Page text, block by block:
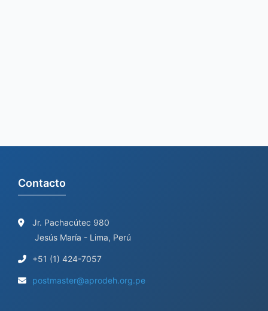
Contacto
Jr. Pachacútec 980
Jesús María - Lima, Perú
+51 (1) 424-7057
postmaster@aprodeh.org.pe